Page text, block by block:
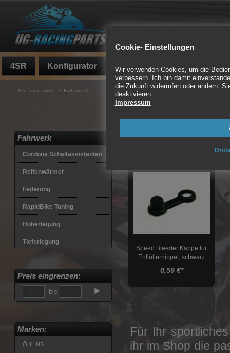
Cookie- Einstellungen
Wir verwenden Cookies, um die
verbessern. Ich bin damit
die Zukunft widerrufen oder ändern.
deaktivieren.
Impressum
4SR Konfigurator Fundgrube Auspuff
Sie sind hier: > Fahrwerk
Speed Bleeder Kappe für
Entlüfternippel, schwarz
0,59 €*
Für Ihr
ihr im Shop die
Fahrwerk
Cordona Schaltassistenten
Reifenwärmer
Federung
RapidBike Tuning
Höherlegung
Tieferlegung
Stahlflexleitungskits
Bremsen
Transport
Preis eingrenzen:
bis
Marken:
ÖHLINS